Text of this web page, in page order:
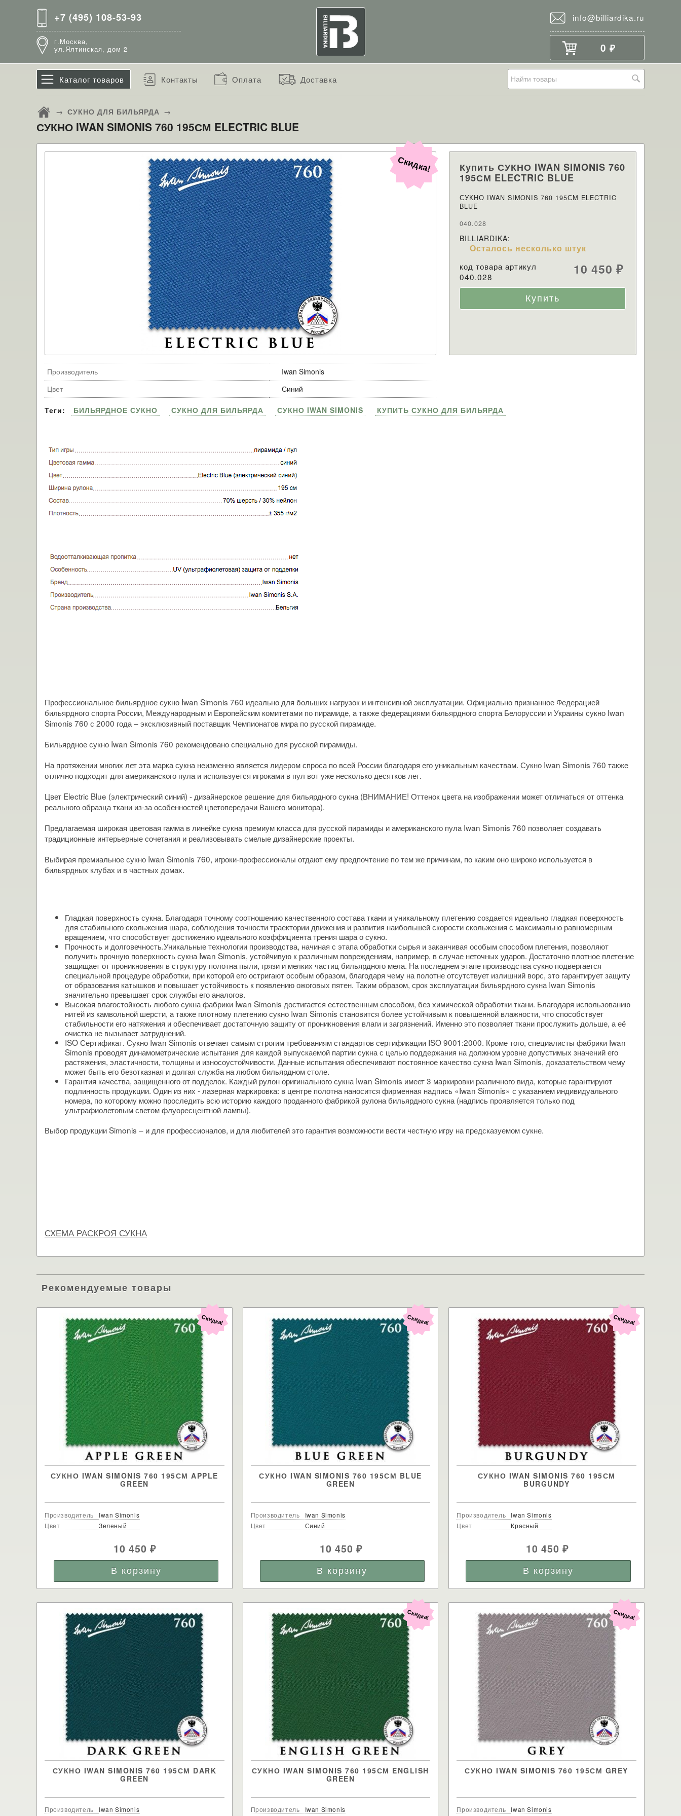
+7 (495) 108-53-93
г.Москва,
ул.Ялтинская, дом 2
info@billiardika.ru
0 ₽
Каталог товаров Контакты Оплата Доставка
→ СУКНО ДЛЯ БИЛЬЯРДА →
СУКНО IWAN SIMONIS 760 195СМ ELECTRIC BLUE
Скидка!
Купить СУКНО IWAN SIMONIS 760
195СМ ELECTRIC BLUE
СУКНО IWAN SIMONIS 760 195СМ ELECTRIC
BLUE
040.028
BILLIARDIKA:
Осталось несколько штук
код товара артикул
040.028
10 450 ₽
Производитель
Iwan Simonis
Цвет
Синий
Теги: БИЛЬЯРДНОЕ СУКНО СУКНО ДЛЯ БИЛЬЯРДА СУКНО IWAN SIMONIS КУПИТЬ СУКНО ДЛЯ БИЛЬЯРДА
Профессиональное бильярдное сукно Iwan Simonis 760 идеально для больших нагрузок и интенсивной эксплуатации. Официально признанное Федерацией
бильярдного спорта России, Международным и Европейским комитетами по пирамиде, а также федерациями бильярдного спорта Белоруссии и Украины сукно Iwan
Simonis 760 с 2000 года – эксклюзивный поставщик Чемпионатов мира по русской пирамиде.
Бильярдное сукно Iwan Simonis 760 рекомендовано специально для русской пирамиды.
На протяжении многих лет эта марка сукна неизменно является лидером спроса по всей России благодаря его уникальным качествам. Сукно Iwan Simonis 760 также
отлично подходит для американского пула и используется игроками в пул вот уже несколько десятков лет.
Цвет Electric Blue (электрический синий) - дизайнерское решение для бильярдного сукна (ВНИМАНИЕ! Оттенок цвета на изображении может отличаться от оттенка
реального образца ткани из-за особенностей цветопередачи Вашего монитора).
Предлагаемая широкая цветовая гамма в линейке сукна премиум класса для русской пирамиды и американского пула Iwan Simonis 760 позволяет создавать
традиционные интерьерные сочетания и реализовывать смелые дизайнерские проекты.
Выбирая премиальное сукно Iwan Simonis 760, игроки-профессионалы отдают ему предпочтение по тем же причинам, по каким оно широко используется в
бильярдных клубах и в частных домах.
Гладкая поверхность сукна. Благодаря точному соотношению качественного состава ткани и уникальному плетению создается идеально гладкая поверхность
для стабильного скольжения шара, соблюдения точности траектории движения и развития наибольшей скорости скольжения с максимально равномерным
вращением, что способствует достижению идеального коэффициента трения шара о сукно.
Прочность и долговечность.Уникальные технологии производства, начиная с этапа обработки сырья и заканчивая особым способом плетения, позволяют
получить прочную поверхность сукна Iwan Simonis, устойчивую к различным повреждениям, например, в случае неточных ударов. Достаточно плотное плетение
защищает от проникновения в структуру полотна пыли, грязи и мелких частиц бильярдного мела. На последнем этапе производства сукно подвергается
специальной процедуре обработки, при которой его остригают особым образом, благодаря чему на полотне отсутствует излишний ворс, это гарантирует защиту
от образования катышков и повышает устойчивость к появлению ожоговых пятен. Таким образом, срок эксплуатации бильярдного сукна Iwan Simonis
значительно превышает срок службы его аналогов.
Высокая влагостойкость любого сукна фабрики Iwan Simonis достигается естественным способом, без химической обработки ткани. Благодаря использованию
нитей из камвольной шерсти, а также плотному плетению сукно Iwan Simonis становится более устойчивым к повышенной влажности, что способствует
стабильности его натяжения и обеспечивает достаточную защиту от проникновения влаги и загрязнений. Именно это позволяет ткани прослужить дольше, а её
очистка не вызывает затруднений.
ISO Сертификат. Сукно Iwan Simonis отвечает самым строгим требованиям стандартов сертификации ISO 9001:2000. Кроме того, специалисты фабрики Iwan
Simonis проводят динамометрические испытания для каждой выпускаемой партии сукна с целью поддержания на должном уровне допустимых значений его
растяжения, эластичности, толщины и износоустойчивости. Данные испытания обеспечивают постоянное качество сукна Iwan Simonis, доказательством чему
может быть его безотказная и долгая служба на любом бильярдном столе.
Гарантия качества, защищенного от подделок. Каждый рулон оригинального сукна Iwan Simonis имеет 3 маркировки различного вида, которые гарантируют
подлинность продукции. Один из них - лазерная маркировка: в центре полотна наносится фирменная надпись «Iwan Simonis» с указанием индивидуального
номера, по которому можно проследить всю историю каждого проданного фабрикой рулона бильярдного сукна (надпись проявляется только под
ультрафиолетовым светом флуоресцентной лампы).
Выбор продукции Simonis – и для профессионалов, и для любителей это гарантия возможности вести честную игру на предсказуемом сукне.
СХЕМА РАСКРОЯ СУКНА
Рекомендуемые товары
Скидка!
СУКНО IWAN SIMONIS 760 195СМ APPLE
GREEN
Производитель
Iwan Simonis
Цвет
Зеленый
10 450₽
Скидка!
СУКНО IWAN SIMONIS 760 195СМ BLUE
GREEN
Производитель
Iwan Simonis
Цвет
Синий
10 450 ₽
Скидка!
СУКНО IWAN SIMONIS 760 195СМ
BURGUNDY
Производитель
Iwan Simonis
Цвет
Красный
10 450 ₽
СУКНО IWAN SIMONIS 760 195СМ DARK
GREEN
Производитель
Iwan Simonis
Скидка!
СУКНО IWAN SIMONIS 760 195СМ ENGLISH
GREEN
Производитель
Iwan Simonis
Скидка!
СУКНО IWAN SIMONIS 760 195СМ GREY
Производитель
Iwan Simonis